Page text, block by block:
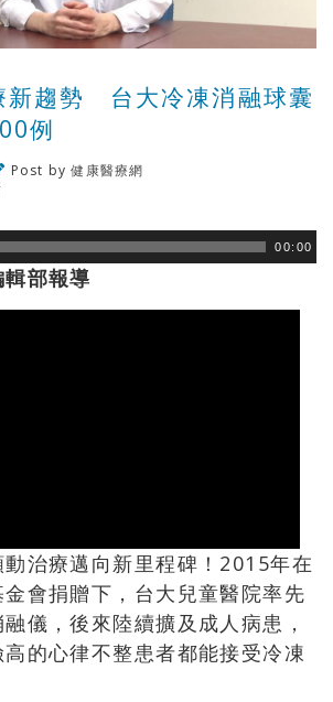
新趨勢 台大冷凍消融球囊
例
Post by健康醫療網
00:00
部報導
治療邁向新里程碑！2015年在
會捐贈下，台大兒童醫院率先
儀，後來陸續擴及成人病患，
的心律不整患者都能接受冷凍